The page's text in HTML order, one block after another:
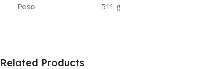
Peso 511 g
Related Products